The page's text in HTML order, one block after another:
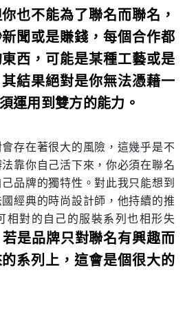
也不能為了聯名而聯名，
聞或是賺錢，每個合作都
西，可能是某種工藝或是
結果絕對是你無法憑藉一
運用到雙方的能力。
存在著很大的風險，這幾乎是不
靠你自己活下來，你必須在聯名
品牌的獨特性。對此我只能想到
經典的時尚設計師，他持續的推
相對的自己的服裝系列也相形失
若是品牌只對聯名有興趣而
系列上，這會是個很大的